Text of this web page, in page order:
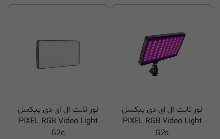
نور ثابت ال ای دی پیکسل
PIXEL RGB Video Light
G2s
نور ثابت ال ای دی پیکسل
PIXEL RGB Video Light
G2c